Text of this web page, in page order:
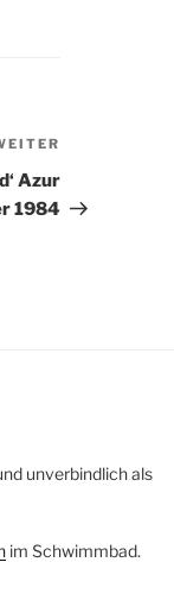
Beitrag
Azur
1984
unverbindlich als
im Schwimmbad.